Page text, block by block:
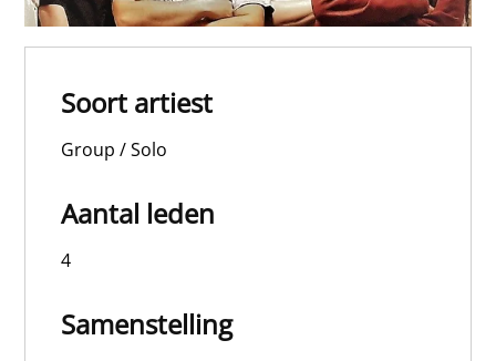
Soort artiest
Group / Solo
Aantal leden
4
Samenstelling